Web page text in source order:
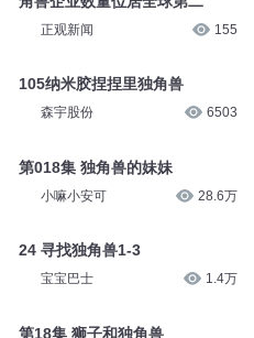
正观新闻 155
105纳米胶捏捏里独角兽
森宇股份 6503
第018集 独角兽的妹妹
小嘛小安可 28.6万
24 寻找独角兽1-3
宝宝巴士 1.4万
第18集 狮子和独角兽